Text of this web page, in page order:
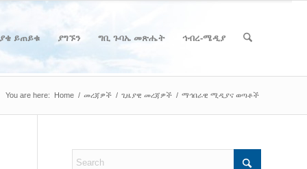
ይጠይቁ ያግኙን ግቢ ጉባኤ መጽሔት ኅብረ-ሜዲያ
You are here: Home / መረጃዎች / ጊዜያዊ መረጃዎች / ማኅበራዊ ሚዲያና ወጣቶች